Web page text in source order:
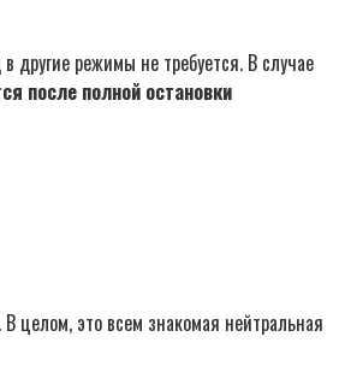
другие режимы не требуется. В случае
после полной остановки
целом, это всем знакомая нейтральная